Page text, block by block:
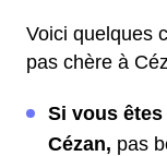
Voici quelques
pas chère à
Si vous
Cézan, pas